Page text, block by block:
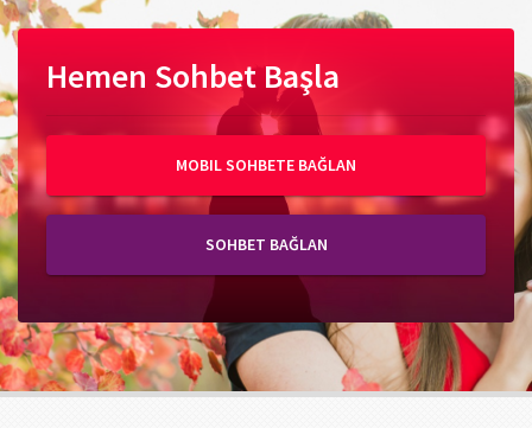
Hemen Sohbet Başla
MOBIL SOHBETE BAĞLAN
SOHBET BAĞLAN